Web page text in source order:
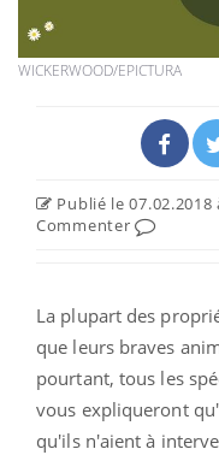
WICKERWOOD/EPICTURA
Publié le 07.02.2018
Commenter
La plupart des
que leurs braves
pourtant, tous les
vous expliqueront
qu'ils n'aient à